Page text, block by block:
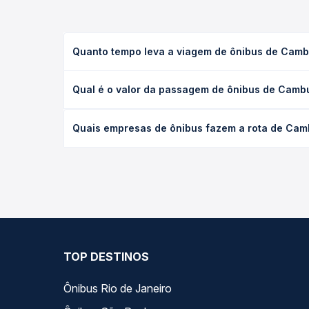
Quanto tempo leva a viagem de ônibus de
executivo ou leito) e as condições de tráfego. Na
Qual é o valor da passagem de ônibus de
de poltrona e a antecedência da compra. Na
Quais empresas de ônibus fazem a rota de
TOP DESTINOS
Ônibus Rio de Janeiro